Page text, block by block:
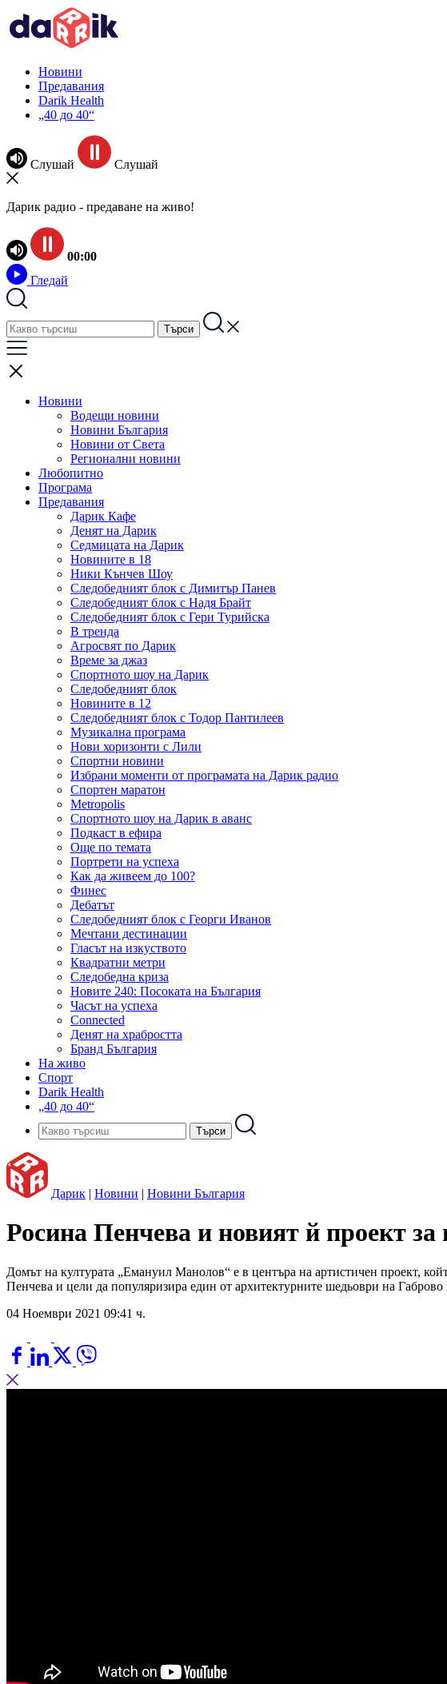
Новини
Предавания
Darik Health
„40 до 40“
Слушай Слушай
Дарик радио - предаване на живо!
00:00
Гледай
Новини
Водещи новини
Новини България
Новини от Света
Регионални новини
Любопитно
Програма
Предавания
Дарик Кафе
Денят на Дарик
Седмицата на Дарик
Новините в 18
Ники Кънчев Шоу
Следобедният блок с Димитър Панев
Следобедният блок с Надя Брайт
Следобедният блок с Гери Турийска
В тренда
Агросвят по Дарик
Време за джаз
Спортното шоу на Дарик
Следобедният блок
Новините в 12
Следобедният блок с Тодор Пантилеев
Музикална програма
Нови хоризонти с Лили
Спортни новини
Избрани моменти от програмата на Дарик радио
Спортен маратон
Metropolis
Спортното шоу на Дарик в аванс
Подкаст в ефира
Още по темата
Портрети на успеха
Как да живеем до 100?
Финес
Дебатът
Следобедният блок с Георги Иванов
Мечтани дестинации
Гласът на изкуството
Квадратни метри
Следобедна криза
Новите 240: Посоката на България
Часът на успеха
Connected
Денят на храбростта
Бранд България
На живо
Спорт
Darik Health
„40 до 40“
Дарик | Новини | Новини България
Росина Пенчева и новият й проект
Домът на културата „Емануил Манолов“ е в центъра на артистичен проект,
Пенчева и цели да популяризира един от архитектурните шедьоври на Габрово
04 Ноември 2021 09:41 ч.